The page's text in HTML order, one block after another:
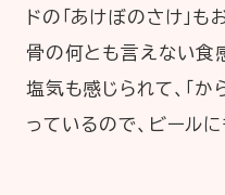
ドの「あけぼのさけ」
骨の何とも言えない食
塩気も感じられて、「か
っているので、ビールに